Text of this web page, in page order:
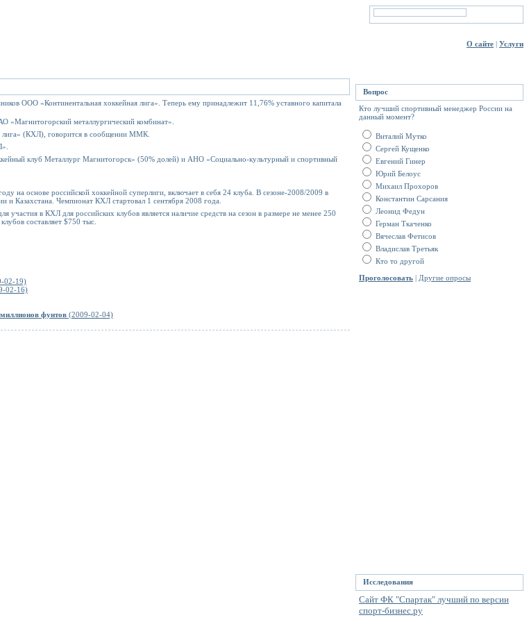
О сайте | Услуги
ООО «Континентальная хоккейная лига». Теперь ему принадлежит 11,76% уставного капитала
«Магнитогорский металлургический комбинат».
лига» (КХЛ), говорится в сообщении ММК.
клуб Металлург Магнитогорск» (50% долей) и АНО «Социально-культурный и спортивный
на основе российской хоккейной суперлиги, включает в себя 24 клуба. В сезоне-2008/2009 в
и Казахстана. Чемпионат КХЛ стартовал 1 сентября 2008 года.
участия в КХЛ для российских клубов является наличие средств на сезон в размере не менее 250
составляет $750 тыс.
02-19)
02-16)
фунтов (2009-02-04)
Вопрос
Кто лучший спортивный менеджер России на
данный момент?
Виталий Мутко
Сергей Кущенко
Евгений Гинер
Юрий Белоус
Михаил Прохоров
Константин Сарсания
Леонид Федун
Герман Ткаченко
Вячеслав Фетисов
Владислав Третьяк
Кто то другой
Проголосовать | Другие опросы
Исследования
Сайт ФК "Спартак" лучший по версии
спорт-бизнес.ру